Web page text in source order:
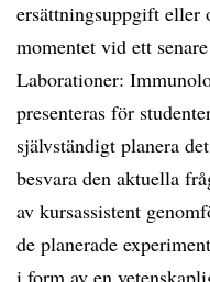
ersättningsuppgift eller
momentet vid ett
Laborationer:
presenteras för
självständigt planera
besvara den aktuella
av kursassistent
de planerade
i form av en